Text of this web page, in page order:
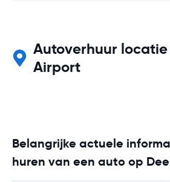
Autoverhuur locatie
Airport
Belangrijke actuele
huren van een auto op